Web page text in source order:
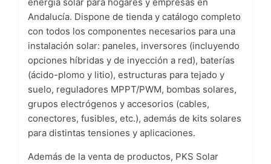
Andalucía. Dispone de tienda y catálogo completo
con todos los componentes necesarios para una
instalación solar: paneles, inversores (incluyendo
opciones híbridas y de inyección a red), baterías
(ácido-plomo y litio), estructuras para tejado y
suelo, reguladores MPPT/PWM, bombas solares,
grupos electrógenos y accesorios (cables,
conectores, fusibles, etc.), además de kits solares
para distintas tensiones y aplicaciones.
Además de la venta de productos, PKS Solar